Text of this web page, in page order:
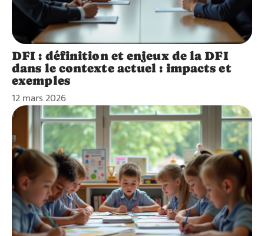
DFI : définition et enjeux de la DFI
dans le contexte actuel : impacts et
exemples
12 mars 2026